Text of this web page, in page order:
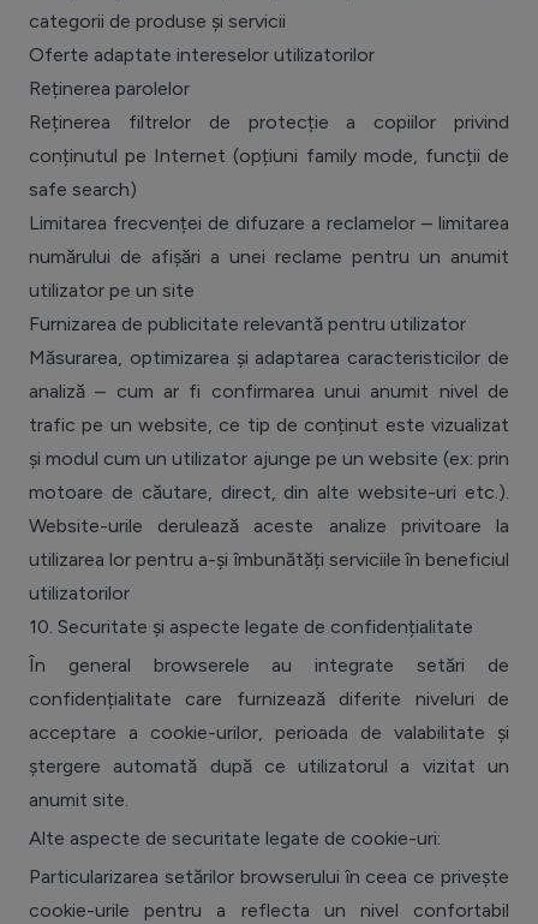
categorii de produse și servicii
Oferte adaptate intereselor utilizatorilor
Reținerea parolelor
Reținerea filtrelor de protecție a copiilor privind
conținutul pe Internet (opțiuni family mode, funcții de
safe search)
Limitarea frecvenței de difuzare a reclamelor – limitarea
numărului de afișări a unei reclame pentru un anumit
utilizator pe un site
Furnizarea de publicitate relevantă pentru utilizator
Măsurarea, optimizarea și adaptarea caracteristicilor de
analiză – cum ar fi confirmarea unui anumit nivel de
trafic pe un website, ce tip de conținut este vizualizat
și modul cum un utilizator ajunge pe un website (ex: prin
motoare de căutare, direct, din alte website-uri etc.).
Website-urile derulează aceste analize privitoare la
utilizarea lor pentru a-și îmbunătăți serviciile în beneficiul
utilizatorilor
10. Securitate și aspecte legate de confidențialitate
În general browserele au integrate setări de
confidențialitate care furnizează diferite niveluri de
acceptare a cookie-urilor, perioada de valabilitate și
ștergere automată după ce utilizatorul a vizitat un
anumit site.
Alte aspecte de securitate legate de cookie-uri:
Particularizarea setărilor browserului în ceea ce privește
cookie-urile pentru a reflecta un nivel confortabil